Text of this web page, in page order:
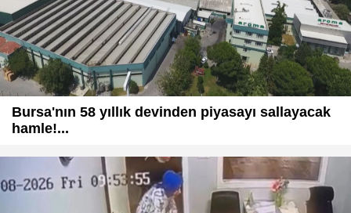
Bursa'nın 58 yıllık devinden piyasayı sallayacak
hamle!...